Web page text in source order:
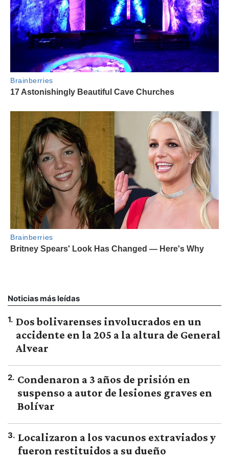
Noticias más leídas
1. Dos bolivarenses involucrados en un
accidente en la 205 a la altura de General
Alvear
2. Condenaron a 3 años de prisión en
suspenso a autor de lesiones graves en
Bolívar
3. Localizaron a los vacunos extraviados y
fueron restituidos a su dueño